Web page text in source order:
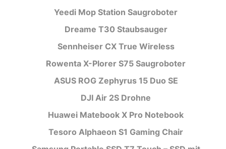
Yeedi Mop Station Saugroboter
Dreame T30 Staubsauger
Sennheiser CX True Wireless
Rowenta X-Plorer S75 Saugroboter
ASUS ROG Zephyrus 15 Duo SE
DJI Air 2S Drohne
Huawei Matebook X Pro Notebook
Tesoro Alphaeon S1 Gaming Chair